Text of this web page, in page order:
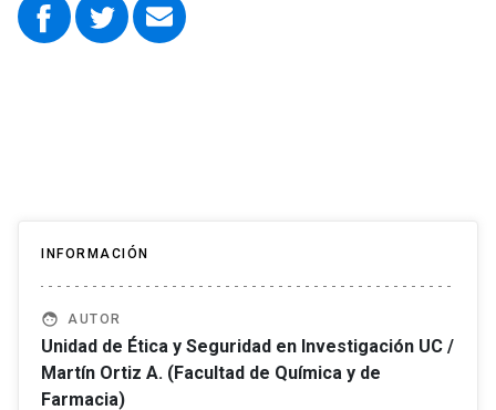
INFORMACIÓN
face AUTOR
Unidad de Ética y Seguridad en Investigación UC /
Martín Ortiz A. (Facultad de Química y de
Farmacia)